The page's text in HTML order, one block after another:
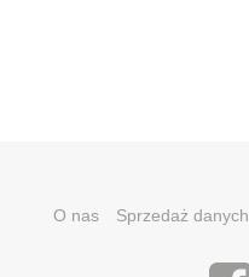
O nas Sprzedaż danych